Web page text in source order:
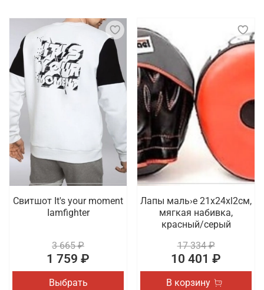
Свитшот It's your moment
Iamfighter
3 665 ₽
1 759 ₽
Выбрать
Лапы маль›е 21x24xl2cм,
мягкая набивка,
красный/серый
17 334 ₽
10 401 ₽
В корзину